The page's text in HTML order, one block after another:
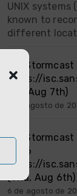
UNIX
known to
different
ISC
https://
(Fri, Aug 7th)
7 de agosto de
ISC
2026
https://
(Thu, Aug 6th)
6 de agosto de